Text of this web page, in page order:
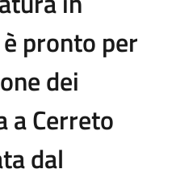
pronto per
dei
a Cerreto
dal